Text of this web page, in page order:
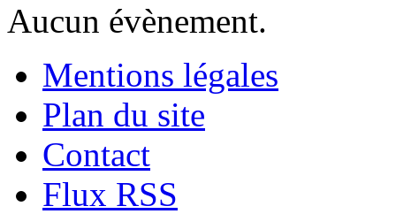
Aucun évènement.
Mentions légales
Plan du site
Contact
Flux RSS